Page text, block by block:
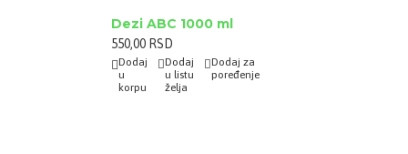
Dezi ABC 1000 ml
550,00 RSD
Dodaj
u
korpu
Dodaj
u listu
želja
Dodaj za
poređenje